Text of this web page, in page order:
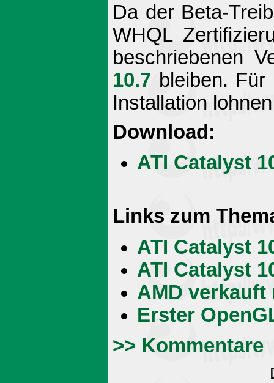
Da der Beta-
WHQL
beschriebenen
10.7 bleiben.
Installation
Download:
ATI Catalyst
Links zum
ATI Catalyst
ATI Catalyst
AMD verkauft
Erster
>> Kommentare